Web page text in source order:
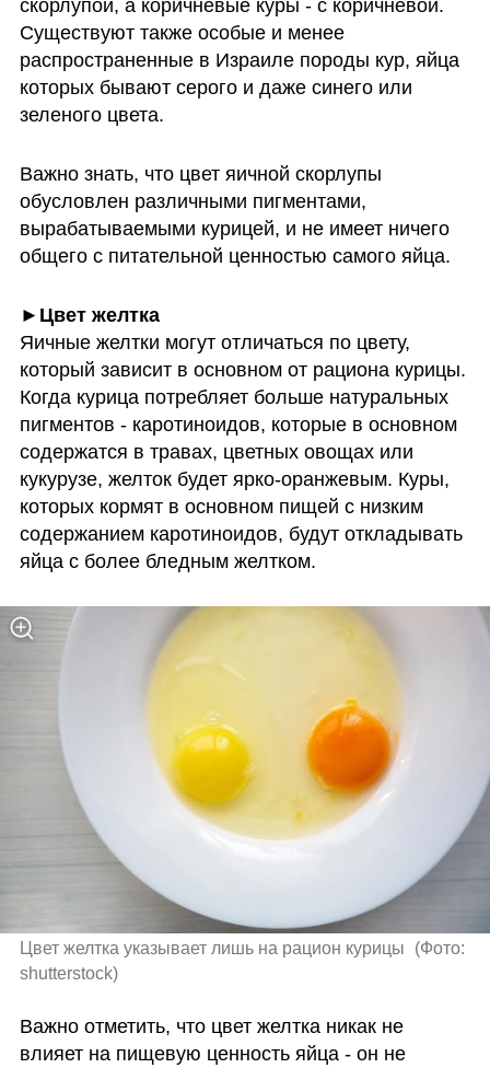
скорлупой, а коричневые куры - с коричневой.
Существуют также особые и менее
распространенные в Израиле породы кур, яйца
которых бывают серого и даже синего или
зеленого цвета.
Важно знать, что цвет яичной скорлупы
обусловлен различными пигментами,
вырабатываемыми курицей, и не имеет ничего
общего с питательной ценностью самого яйца.
►Цвет желтка
Яичные желтки могут отличаться по цвету,
который зависит в основном от рациона курицы.
Когда курица потребляет больше натуральных
пигментов - каротиноидов, которые в основном
содержатся в травах, цветных овощах или
кукурузе, желток будет ярко-оранжевым. Куры,
которых кормят в основном пищей с низким
содержанием каротиноидов, будут откладывать
яйца с более бледным желтком.
Цвет желтка указывает лишь на рацион курицы (Фото:
shutterstock)
Важно отметить, что цвет желтка никак не
влияет на пищевую ценность яйца - он не